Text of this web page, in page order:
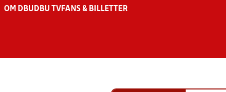
OM DBU DBU TV FANS & BILLETTER